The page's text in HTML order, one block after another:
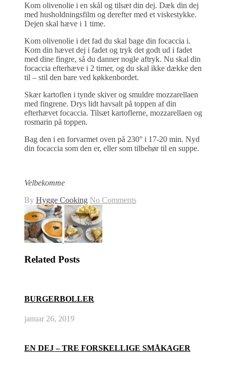
Kom olivenolie i en skål og tilsæt din dej. Dæk din dej
med husholdningsfilm og derefter med et viskestykke.
Dejen skal hæve i 1 time.
Kom olivenolie i det fad du skal bage din focaccia i.
Kom din hævet dej i fadet og tryk det godt ud i fadet
med dine fingre, så du danner nogle aftryk. Nu skal din
focaccia efterhæve i 2 timer, og du skal ikke dække den
til – stil den bare ved køkkenbordet.
Skær kartoflen i tynde skiver og smuldre mozzarellaen
med fingrene. Drys lidt havsalt på toppen af din
efterhævet focaccia. Tilsæt kartoflerne, mozzarellaen og
rosmarin på toppen.
Bag den i en forvarmet oven på 230° i 17-20 min. Nyd
din focaccia som den er, eller som tilbehør til en suppe.
Velbekomme
By Hygge Cooking No Comments
Related Posts
BURGERBOLLER
januar 26, 2019
EN DEJ – TRE FORSKELLIGE SMÅKAGER